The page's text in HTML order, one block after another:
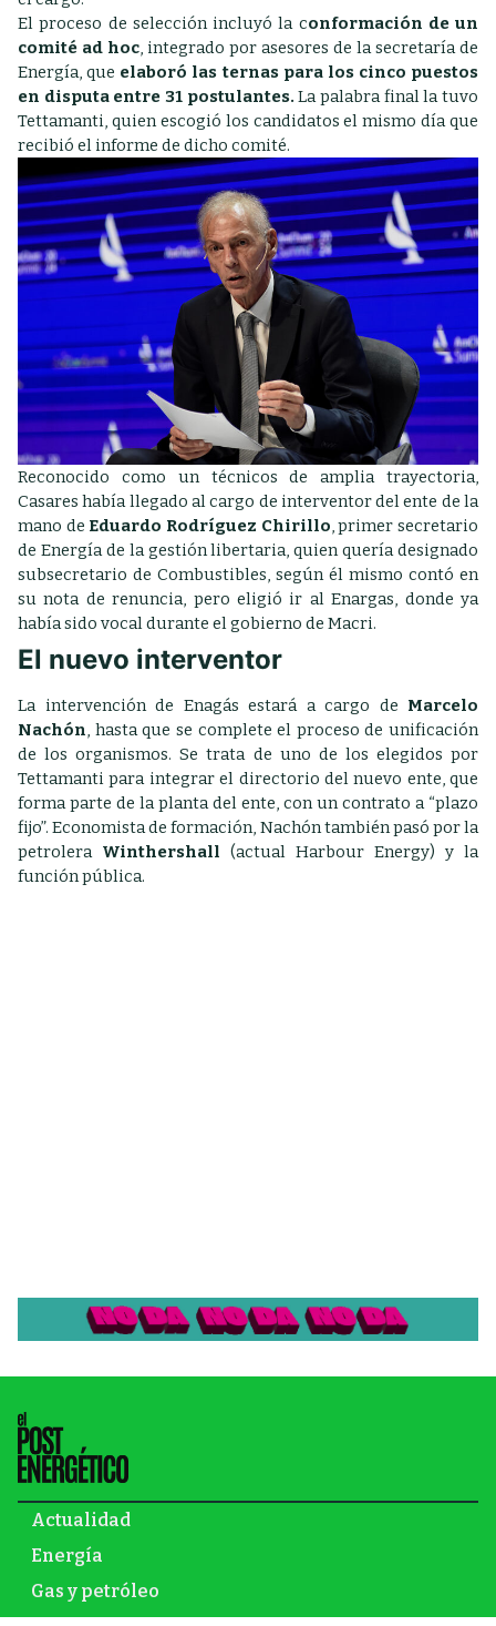
El proceso de selección incluyó la conformación de un
comité ad hoc, integrado por asesores de la secretaría de
Energía, que elaboró las ternas para los cinco puestos
en disputa entre 31 postulantes.La palabra final la tuvo
Tettamanti, quien escogió los candidatos el mismo día que
recibió el informe de dicho comité.
Reconocido como un técnicos de amplia trayectoria,
Casares había llegado al cargo de interventor del ente de la
mano de Eduardo Rodríguez Chirillo, primer secretario
de Energía de la gestión libertaria, quien quería designado
subsecretario de Combustibles, según él mismo contó en
su nota de renuncia, pero eligió ir al Enargas, donde ya
había sido vocal durante el gobierno de Macri.
El nuevo interventor
La intervención de Enagás estará a cargo de Marcelo
Nachón, hasta que se complete el proceso de unificación
de los organismos. Se trata de uno de los elegidos por
Tettamanti para integrar el directorio del nuevo ente, que
forma parte de la planta del ente, con un contrato a “plazo
fijo”. Economista de formación, Nachón tambiénpasó por la
petrolera Winthershall (actual Harbour Energy) y la
función pública.
Actualidad
Energía
Gas y petróleo